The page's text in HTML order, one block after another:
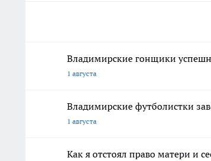
Владимирские гонщики
1 августа
Владимирские футболистки
1 августа
Как я отстоял право матери и